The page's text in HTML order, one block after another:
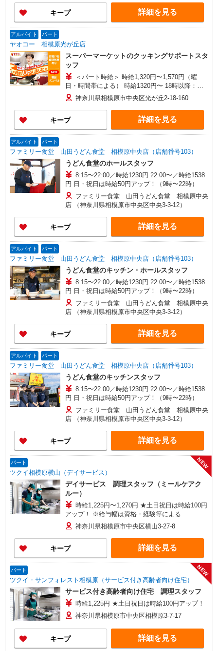
ださい
キープ 詳細を見る
アルバイト パート
ヤオコー 相模原光が丘店
スーパーマーケットのクッキングサポートスタ
ッフ
＜パート時給＞ 時給1,320円〜1,570円（曜
日・時間帯による） 時給1320円〜 18時以降：時
給1470円〜 ★土曜＋100円 ★日・祝＋100円 ※ア
ルバイトさんの時給や募集内容はお問い合わせく
ださい
神奈川県相模原市中央区光が丘2-18-160
キープ 詳細を見る
アルバイト パート
ファミリー食堂 山田うどん食堂 相模原中央店（店舗番号103）
うどん食堂のホールスタッフ
8:15〜22:00／時給1230円 22:00〜／時給1538
円 日・祝日は時給50円アップ！（9時〜22時）
ファミリー食堂 山田うどん食堂 相模原中央
店 （神奈川県相模原市中央区中央3-3-12）
キープ 詳細を見る
アルバイト パート
ファミリー食堂 山田うどん食堂 相模原中央店（店舗番号103）
うどん食堂のキッチン・ホールスタッフ
8:15〜22:00／時給1230円 22:00〜／時給1538
円 日・祝日は時給50円アップ！（9時〜22時）
ファミリー食堂 山田うどん食堂 相模原中央
店 （神奈川県相模原市中央区中央3-3-12）
キープ 詳細を見る
アルバイト パート
ファミリー食堂 山田うどん食堂 相模原中央店（店舗番号103）
うどん食堂のキッチンスタッフ
8:15〜22:00／時給1230円 22:00〜／時給1538
円 日・祝日は時給50円アップ！（9時〜22時）
ファミリー食堂 山田うどん食堂 相模原中央
店 （神奈川県相模原市中央区中央3-3-12）
キープ 詳細を見る
パート
ツクイ相模原横山（デイサービス）
NEW
デイサービス 調理スタッフ（ミールケアク
ルー）
時給1,225円〜1,270円 ★土日祝日は時給100円
アップ！ ※給与幅は資格・経験等による
神奈川県相模原市中央区横山3-27-8
キープ 詳細を見る
パート
ツクイ・サンフォレスト相模原（サービス付き高齢者向け住宅）
NEW
サービス付き高齢者向け住宅 調理スタッフ
時給1,225円 ★土日祝日は時給100円アップ！
神奈川県相模原市中央区相模原3-7-17
キープ 詳細を見る